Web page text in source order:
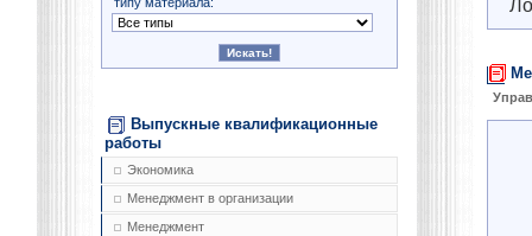
Выпускные квалификационные
работы
Экономика
Менеджмент в организации
Менеджмент